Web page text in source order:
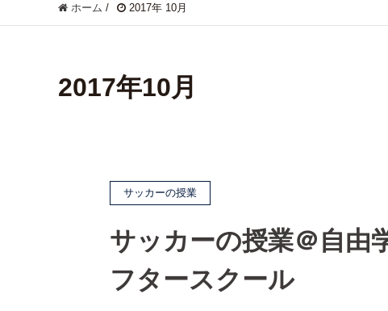
ホーム / 2017年 10月
2017年10月
サッカーの授業
サッカーの授業＠自由
フタースクール